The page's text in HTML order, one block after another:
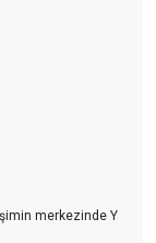
merkezinde Y